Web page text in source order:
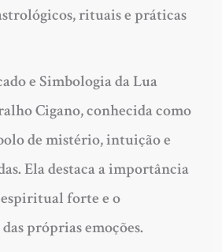
rituais e práticas
e Simbologia da Lua
Cigano, conhecida como
de mistério, intuição e
Ela destaca a importância
forte e o
próprias emoções.